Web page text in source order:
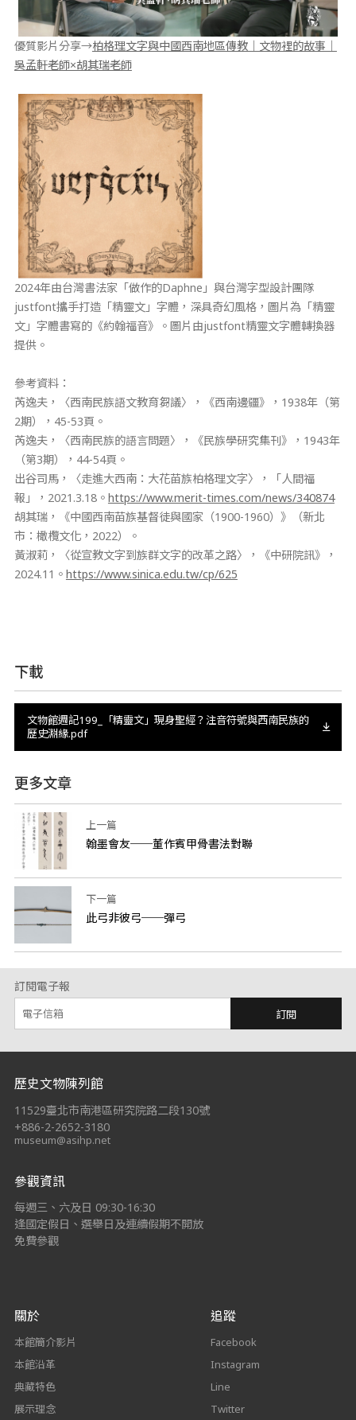
優質影片分享→柏格理文字與中國西南地區傳教｜文物裡的故事｜
吳孟軒老師×胡其瑞老師
2024年由台灣書法家「做作的Daphne」與台灣字型設計團隊
justfont攜手打造「精靈文」字體，深具奇幻風格，圖片為「精靈
文」字體書寫的《約翰福音》。圖片由justfont精靈文字體轉換器
提供。
參考資料：
芮逸夫，〈西南民族語文教育芻議〉，《西南邊疆》，1938年（第
2期），45-53頁。
芮逸夫，〈西南民族的語言問題〉，《民族學研究集刊》，1943年
（第3期），44-54頁。
出谷司馬，〈走進大西南：大花苗族柏格理文字〉，「人間福
報」，2021.3.18。 https://www.merit-times.com/news/340874
胡其瑞，《中國西南苗族基督徒與國家（1900-1960）》（新北
市：橄欖文化，2022）。
黃淑莉，〈從宣教文字到族群文字的改革之路〉，《中研院訊》，
2024.11。 https://www.sinica.edu.tw/cp/625
下載
文物館週記199_「精靈文」現身聖經？注音符號與西南民族的
歷史淵緣.pdf
更多文章
上一篇
翰墨會友──董作賓甲骨書法對聯
下一篇
此弓非彼弓──彈弓
訂閱電子報
訂閱
:::
歷史文物陳列館
11529臺北市南港區研究院路二段130號
+886-2-2652-3180
museum@asihp.net
參觀資訊
每週三、六及日 09:30-16:30
逢國定假日、選舉日及連續假期不開放
免費參觀
關於
本館簡介影片
本館沿革
典藏特色
展示理念
追蹤
Facebook
Instagram
Line
Twitter